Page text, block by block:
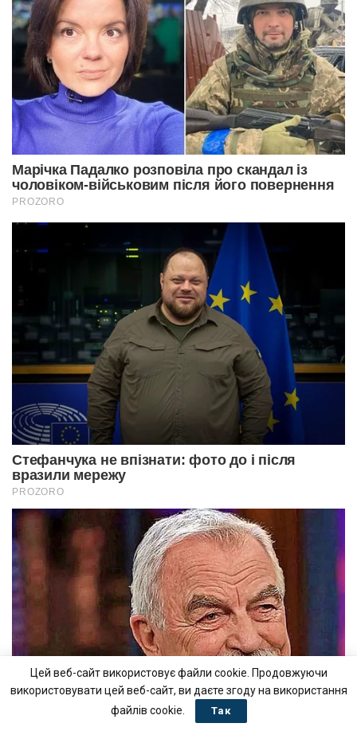
Цей веб-сайт використовує файли cookie. Продовжуючи
використовувати цей веб-сайт, ви даєте згоду на використання
файлів cookie.
Так